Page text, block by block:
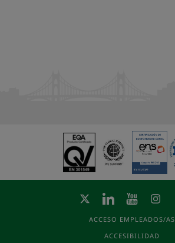
ACCESO EMPLEADOS/AS
ACCESIBILIDAD